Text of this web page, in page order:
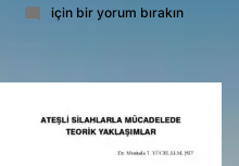
59-
için bir yorum bırakın